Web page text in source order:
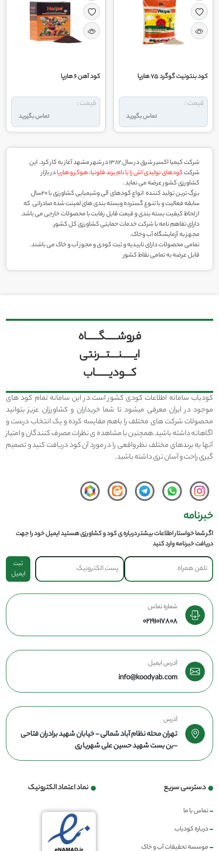
کود بنتونیت گوگرد 75 هارپا
تماس بگیرید
قیمت :
کود آهن 6 هارپا
تماس بگیرید
قیمت :
شرکت کیمیا اکسیر شرق در سال 1382 در شهر مشهد آغاز به کار کرد. این
شرکتکودهای تولیدی اش را با نام برند فلونیا، هوکر و هارپادر بازار
کشاورزی کشور عرضه می نماید .
بزرگ ترین تولید کننده انواع کودهای آلی وشیمیایی کشاورزی با ۲۰سال
سابقه فعالیت و با تنوع گسترده وبسته بندی های لمینت شده صادراتی که
از لحاظ کیفیت بسته بندی و قیمت قابل رقابت با محصولات خارجی می باشد.
دارای تفاهم نامه با شرکت خدمات حمایتی کشاورزی کل کشور.
مجهز به آزمایشگاه آب وخاک.
تمامی محصولات دارای تاییدیه و ثبت کودی و مجوز آب و خاک می باشند.
قابل عرضه به تمامی نقاط کشور
فروشــــــگــــــاه
ایــــــنــــتـــرنتی
کـــودیـــــــاب
کودیاب سامانه اطلاعات کودی کشور است.در این سامانه تمام کود های
موجود در ایران معرفی میشود تا شما خریداران و کشاورزان عزیز بتوانید
محصولات شرکت های مختلف را باهم مقایسه کرده و یک انتخاب درست و
آگاهانه داشته باشید.همچنین با مشاهده ی نظرات مصرف کنندگان و امتیاز
آنها به برندهای مختلف نظر واقعی را در مورد آن کود دریافت کنید و تصمیم
گیری راحت و آسان تری داشته باشید.
خبرنامه
اگر شما خواستار اطلاعات بیشتر درباره ی کود و کشاورزی هستید ایمیل خود را جهت
دریافت خبرنامه وارد کنید
ثبت
ایمیل
شماره تماس
02191017808
آدرس ایمیل
info@koodyab.com
آدرس
تهران محله نظام آباد شمالی - خیابان شهید برادران فتاحی
-بن بست شهید حسین علی شهریاری
دسترسی سریع
تماس با ما
درباره کودیاب
موسسه تحقیقات آب و خاک
نماد اعتماد الکترونیک